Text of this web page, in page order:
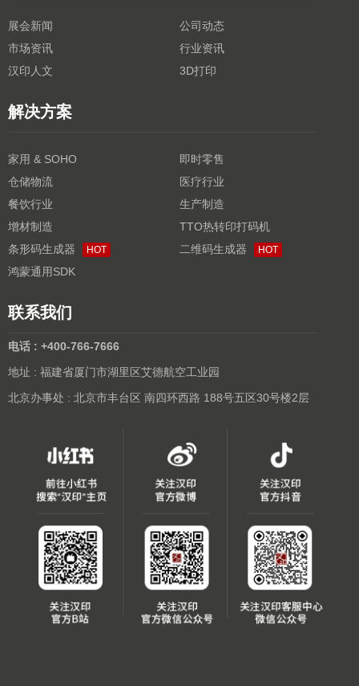
展会新闻
公司动态
市场资讯
行业资讯
汉印人文
3D打印
解决方案
家用 & SOHO
即时零售
仓储物流
医疗行业
餐饮行业
生产制造
增材制造
TTO热转印打码机
条形码生成器
HOT 二维码生成器 HOT
鸿蒙通用SDK
联系我们
电话 : +400-766-7666
地址 : 福建省厦门市湖里区艾德航空工业园
北京办事处 : 北京市丰台区 南四环西路 188号五区30号楼2层